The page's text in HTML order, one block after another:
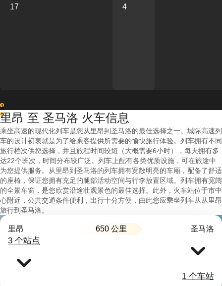
17 4
1
2
里昂 至 圣马洛 火车信息
乘坐高速的现代化列车是您从里昂到圣马洛的最佳选择之一。城际高速列
车的设计初衷就是为了给乘客提供所需要的愉快旅行体验。列车拥有不同
旅行档次供您选择，并且旅程时间较短（大概需要6小时），每天拥有多
达22个班次，时间分布较广泛。列车上配有各类优质设施，可在旅途中
为您提供服务。从里昂到圣马洛的列车拥有宽敞明亮的车厢，配备了舒适
的座椅，保证您拥有充足的腿部活动空间与行李放置区域。列车拥有宽阔
的全景车窗，是您欣赏沿途壮观景色的最佳选择。此外，火车站位于市中
心附近，公共交通条件便利，出行十分方便，由此您应乘坐列车从从里昂
旅行到圣马洛。
里昂 650 公里 圣马洛
3 个站点
1 个车站